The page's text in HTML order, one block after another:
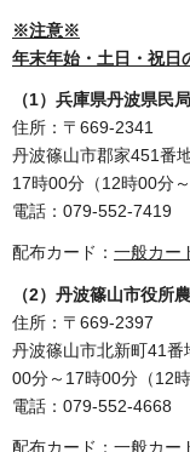
※注意※
年末年始・土日・祝日
（1）兵庫県丹波県民
住所：〒669-2341
丹波篠山市郡家451番
17時00分（12時00分
電話：079-552-7419
配布カード： 一般カー
（2）丹波篠山市役所
住所：〒669-2397
丹波篠山市北新町41
00分～17時00分（12
電話：079-552-4668
配布カード： 一般カー